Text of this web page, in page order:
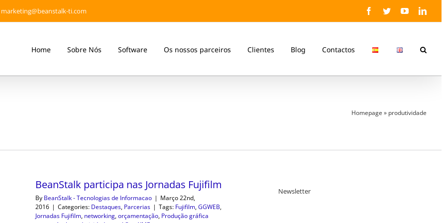
marketing@beanstalk-ti.com Facebook
TwitterYouTube
Home Sobre Nós Software Os nossos parceiros Clientes Blog Contactos
Homepage » produtividade
BeanStalk participa nas Jornadas Fujifilm
By BeanStalk - Tecnologias de Informacao | Março 22nd,
2016 | Categories: Destaques, Parcerias | Tags: Fujifilm,GGWEB,
Jornadas Fujifilm, networking,orçamentação, Produção gráfica
Newsletter